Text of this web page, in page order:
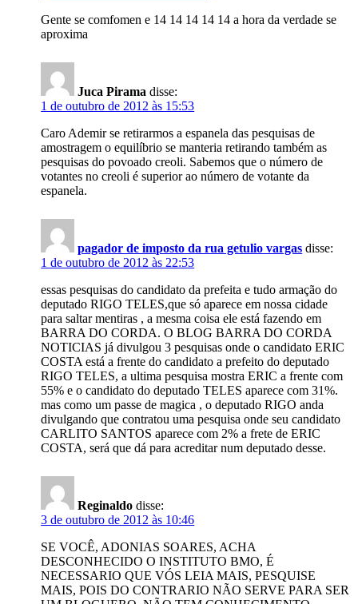
Gente se comfomen e 14 14 14 14 14 a hora da verdade se
aproxima
Juca Pirama disse:
1 de outubro de 2012 às 15:53
Caro Ademir se retirarmos a espanela das pesquisas de
amostragem o equilíbrio se manteria retirando também as
pesquisas do povoado creoli. Sabemos que o número de
votantes no creoli é superior ao número de votante da
espanela.
pagador de imposto da rua getulio vargas disse:
1 de outubro de 2012 às 22:53
essas pesquisas do candidato da prefeita e tudo armação do
deputado RIGO TELES,que só aparece em nossa cidade
para saltar mentiras , a mesma coisa ele está fazendo em
BARRA DO CORDA. O BLOG BARRA DO CORDA
NOTICIAS já divulgou 3 pesquisas onde o candidato ERIC
COSTA está a frente do candidato a prefeito do deputado
RIGO TELES, a ultima pesquisa mostra ERIC a frente com
55% e o candidato do deputado TELES aparece com 31%.
mas como um passe de magica , o deputado RIGO anda
divulgando que contratou uma pesquisa onde seu candidato
CARLITO SANTOS aparece com 2% a frete de ERIC
COSTA, será que dá para acreditar num deputado desse.
Reginaldo disse:
3 de outubro de 2012 às 10:46
SE VOCÊ, ADONIAS SOARES, ACHA
DESCONHECIDO O INSTITUTO BMO, É
NECESSARIO QUE VÓS LEIA MAIS, PESQUISE
MAIS, POIS DO CONTRARIO NÃO SERVE PARA SER